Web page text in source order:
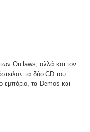
Outlaws, αλλά και τον
τα δύο CD του
τα Demos και